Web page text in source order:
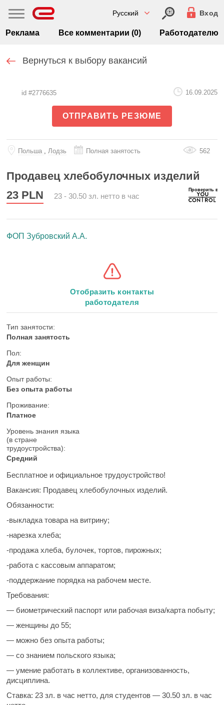
Русский Вход
Реклама Все комментарии (0) Работодателю
Вернуться к выбору вакансий
id #2776635 16.09.2025
ОТПРАВИТЬ РЕЗЮМЕ
Польша , Лодзь Полная занятость 562
Продавец хлебобулочных изделий
23 PLN 23 - 30.50 зл. нетто в час
ФОП Зубровский А.А.
Отобразить контакты
работодателя
Тип занятости:
Полная занятость
Пол:
Для женщин
Опыт работы:
Без опыта работы
Проживание:
Платное
Уровень знания языка
(в стране
трудоустройства):
Средний
Бесплатное и официальное трудоустройство!
Вакансия: Продавец хлебобулочных изделий.
Обязанности:
-выкладка товара на витрину;
-нарезка хлеба;
-продажа хлеба, булочек, тортов, пирожных;
-работа с кассовым аппаратом;
-поддержание порядка на рабочем месте.
Требования:
— биометрический паспорт или рабочая виза/карта побыту;
— женщины до 55;
— можно без опыта работы;
— со знанием польского языка;
— умение работать в коллективе, организованность,
дисциплина.
Ставка: 23 зл. в час нетто, для студентов — 30.50 зл. в час